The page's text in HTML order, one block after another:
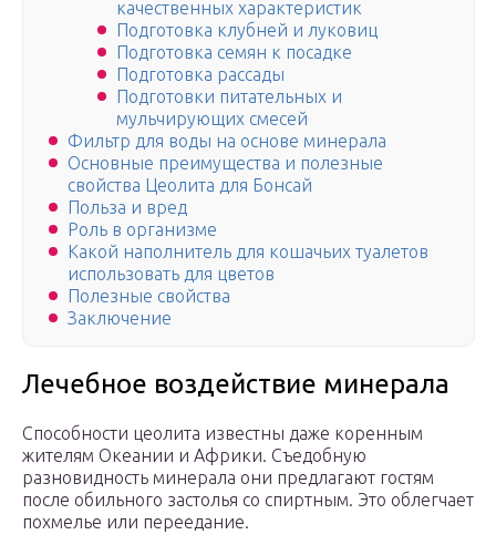
качественных характеристик
Подготовка клубней и луковиц
Подготовка семян к посадке
Подготовка рассады
Подготовки питательных и
мульчирующих смесей
Фильтр для воды на основе минерала
Основные преимущества и полезные
свойства Цеолита для Бонсай
Польза и вред
Роль в организме
Какой наполнитель для кошачьих туалетов
использовать для цветов
Полезные свойства
Заключение
Лечебное воздействие минерала
Способности цеолита известны даже коренным
жителям Океании и Африки. Съедобную
разновидность минерала они предлагают гостям
после обильного застолья со спиртным. Это облегчает
похмелье или переедание.